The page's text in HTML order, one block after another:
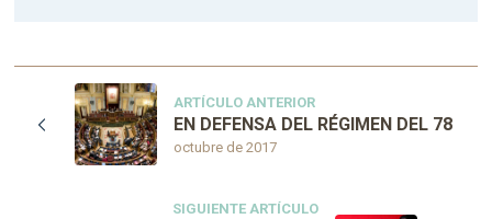
ARTÍCULO ANTERIOR
octubre de 2017
EN DEFENSA DEL RÉGIMEN DEL 78
SIGUIENTE ARTÍCULO